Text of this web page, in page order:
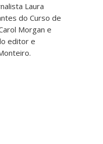
Laura
do Curso de
Morgan e
editor e